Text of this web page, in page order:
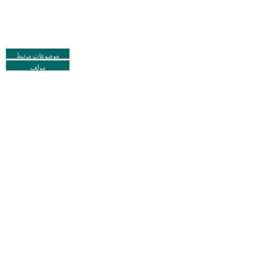
موضوعات مرتبط
مولف